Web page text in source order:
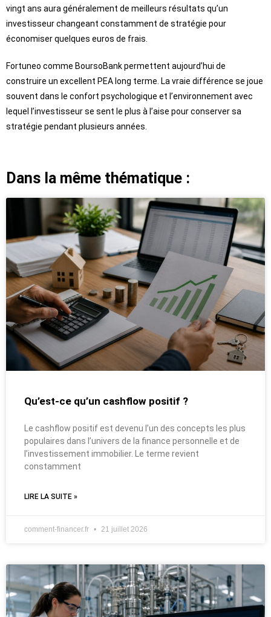
vingt ans aura généralement de meilleurs résultats qu’un
investisseur changeant constamment de stratégie pour
économiser quelques euros de frais.
Fortuneo comme BoursoBank permettent aujourd’hui de
construire un excellent PEA long terme. La vraie différence se joue
souvent dans le confort psychologique et l’environnement avec
lequel l’investisseur se sent le plus à l’aise pour conserver sa
stratégie pendant plusieurs années.
Dans la même thématique :
Qu’est-ce qu’un cashflow positif ?
Le cashflow positif est devenu l’un des concepts les plus
populaires dans l’univers de la finance personnelle et de
l’investissement immobilier. Le terme revient
constamment
LIRE LA SUITE »
comment-financer.fr 21 juillet 2026